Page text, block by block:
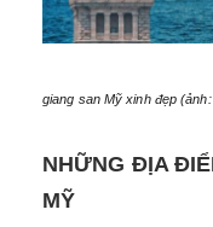
giang san Mỹ xinh đẹp
NHỮNG ĐỊA
MỸ